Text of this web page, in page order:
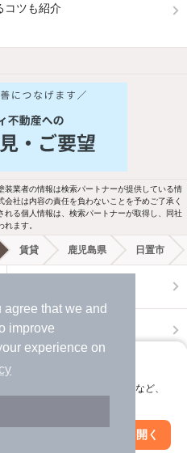
agree that we and
improve
experience on
クサクお部屋探し
マップ検索やお気に入り保存など、
アプリを開く
絞り込み条件を変更
コツも紹介
います！
2階以上
ペット相談
独立洗面台
都市ガス
追焚き機能
装業者の情報は検索パートナーが提供している情
社は内容の責任を負わないことを予めご了承く
れる個人情報は、検索パートナーが取得し、同社
ます。
賃貸 鹿児島県 日置市
貸店舗・店舗賃貸